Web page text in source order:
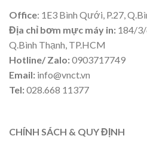
Office: 1E3 Bình Qưới, P.27,
Địa chỉ bơm mực máy in: 184/3/
Q.Bình Thạnh, TP.HCM
Hotline/ Zalo:0903717749
Email: info@vnct.vn
Tel:028.668 11377
CHÍNH SÁCH & QUY ĐỊNH